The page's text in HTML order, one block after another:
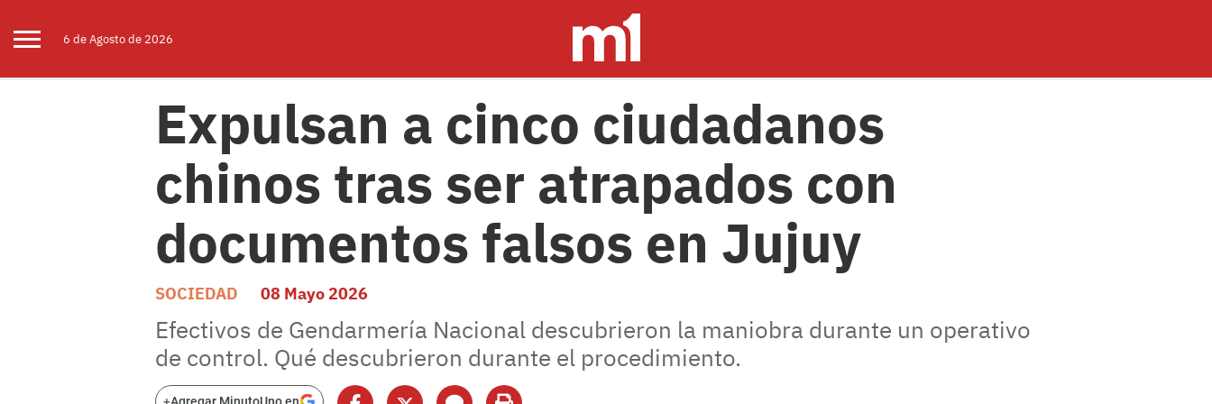
6 deAgostode 2026
Expulsan a cinco ciudadanos
chinos tras ser atrapados con
documentos falsos en Jujuy
SOCIEDAD 08 Mayo 2026
Efectivos de Gendarmería Nacional descubrieron la maniobra durante un operativo
de control. Qué descubrieron durante el procedimiento.